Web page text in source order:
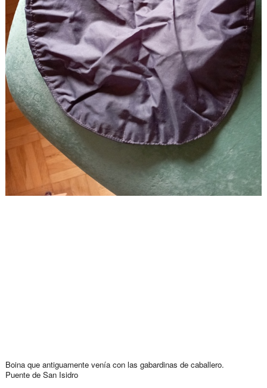
Boina que antiguamente venía con las gabardinas de caballero.
Puente de San Isidro